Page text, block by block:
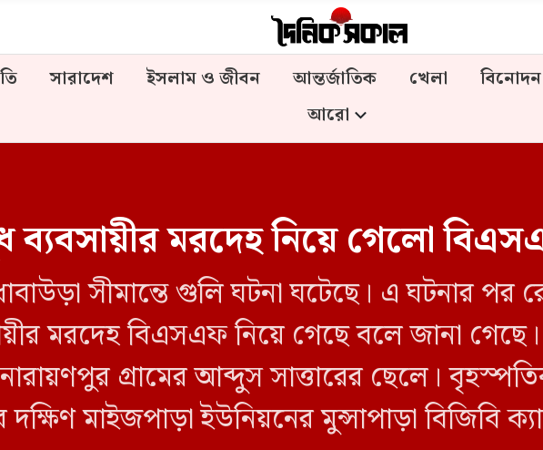
সারাদেশ ইসলাম ও জীবন আন্তর্জাতিক খেলা বিনোদন
আরো
ব্যবসায়ীর মরদেহ নিয়ে গেলো
সীমান্তে গুলি ঘটনা ঘটেছে। এ ঘটনার
মরদেহ বিএসএফ নিয়ে গেছে বলে জানা
গ্রামের আব্দুস সাত্তারের ছেলে।
মাইজপাড়া ইউনিয়নের মুন্সাপাড়া বিজিবি